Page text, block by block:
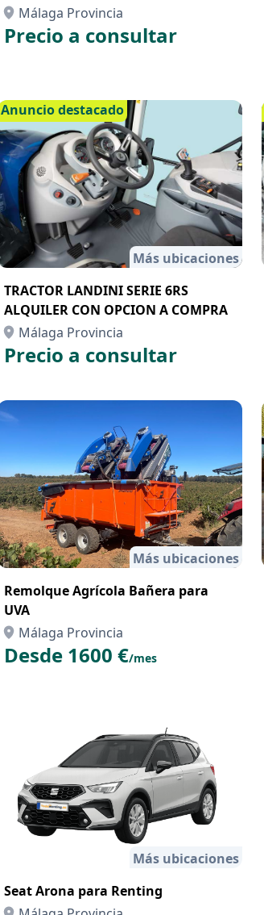
Málaga Provincia
Precio a consultar
Anuncio destacado
Más ubicaciones
TRACTOR LANDINI SERIE 6RS
ALQUILER CON OPCION A COMPRA
Málaga Provincia
Precio a consultar
Más ubicaciones
Remolque Agrícola Bañera para
UVA
Málaga Provincia
Desde 1600 €/mes
Más ubicaciones
Seat Arona para Renting